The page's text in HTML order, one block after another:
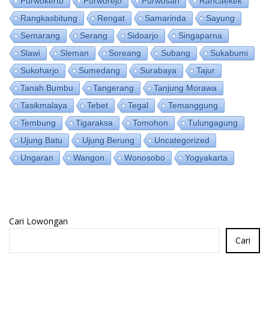
Rangkasbitung
Rengat Samarinda
Sayung
Semarang
Serang Sidoarjo
Singaparna
Slawi
Sleman Soreang Subang
Sukabumi
Sukoharjo
Sumedang Surabaya
Tajur
Tanah Bumbu
Tangerang
Tanjung Morawa
Tasikmalaya
Tebet Tegal
Temanggung
Tembung
Tigaraksa Tomohon
Tulungagung
Ujung Batu
Ujung Berung
Uncategorized
Ungaran
Wangon Wonosobo Yogyakarta
Cari Lowongan
Cari